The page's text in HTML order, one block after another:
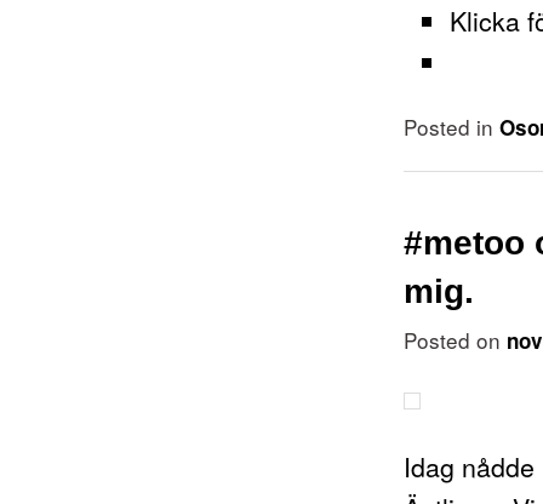
Klicka
Posted in
#metoo
mig.
Posted on
Idag